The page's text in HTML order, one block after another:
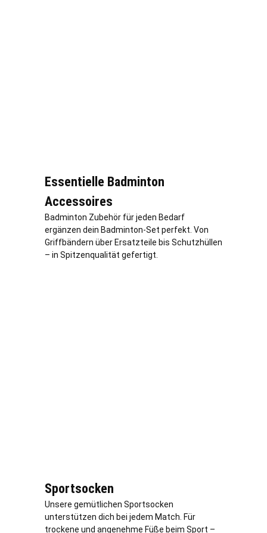
Essentielle Badminton
Accessoires
Badminton Zubehör für jeden Bedarf
ergänzen dein Badminton-Set perfekt. Von
Griffbändern über Ersatzteile bis Schutzhüllen
– in Spitzenqualität gefertigt.
Sportsocken
Unsere gemütlichen Sportsocken
unterstützen dich bei jedem Match. Für
trockene und angenehme Füße beim Sport –